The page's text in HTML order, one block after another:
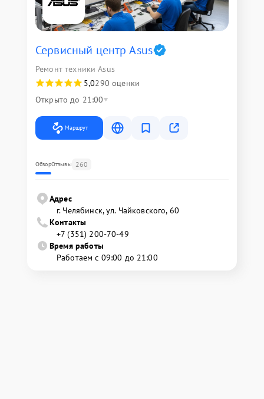
Сервисный центр Asus
Ремонт техники Asus
5,0290 оценки
Открыто до 21:00
Маршрут
ОбзорОтзывы 260
Адрес
г. Челябинск, ул. Чайковского, 60
Контакты
+7 (351) 200-70-49
Время работы
Работаем с 09:00 до 21:00